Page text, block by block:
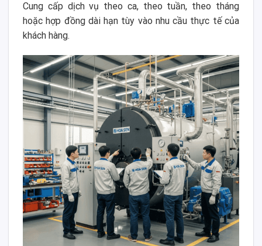
Cung cấp dịch vụ theo ca, theo tuần, theo tháng
hoặc hợp đồng dài hạn tùy vào nhu cầu thực tế của
khách hàng.